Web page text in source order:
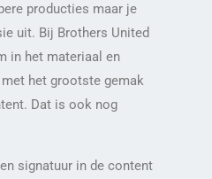
producties maar je
uit. Bij Brothers United
in het materiaal en
het grootste gemak
Dat is ook nog
signatuur in de content